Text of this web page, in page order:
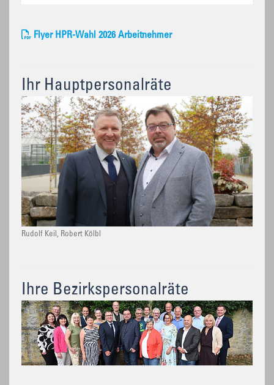
Flyer HPR-Wahl 2026 Arbeitnehmer
Ihr Hauptpersonalräte
Rudolf Keil, Robert Kölbl
Ihre Bezirkspersonalräte